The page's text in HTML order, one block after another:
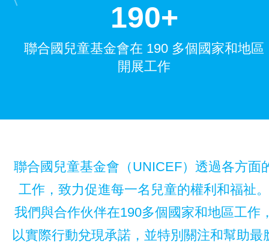
190+
聯合國兒童基金會在 190 多個國家和地區
開展工作
聯合國兒童基金會（UNICEF）透過各方面
工作，致力促進每一名兒童的權利和福祉。
我們與合作伙伴在190多個國家和地區工作
以實際行動兌現承諾，並特別關注和幫助最